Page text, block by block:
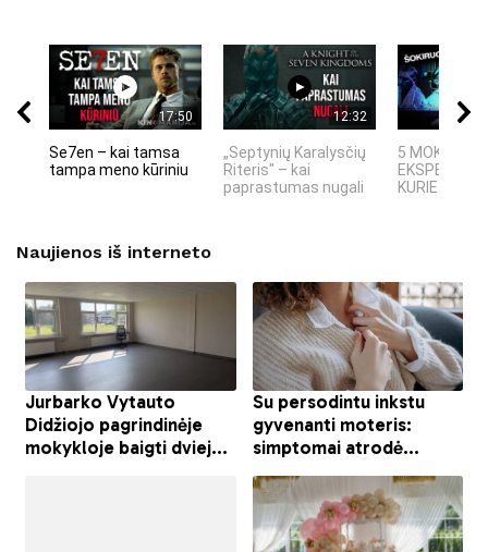
17:50
Se7en – kai tamsa
tampa meno kūriniu
12:32
„Septynių Karalysčių
Riteris" – kai
paprastumas nugali
5 MOKSLINIAI
KURIE
Naujienos iš interneto